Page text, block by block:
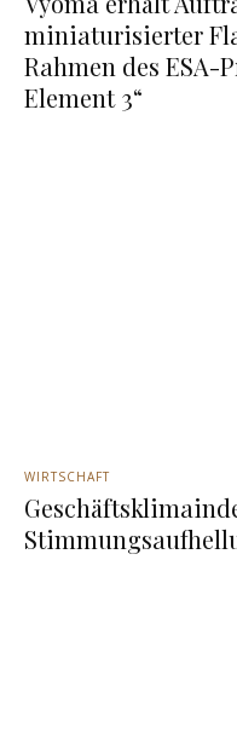
miniaturisierter
Rahmen des ESA-
Element 3“
WIRTSCHAFT